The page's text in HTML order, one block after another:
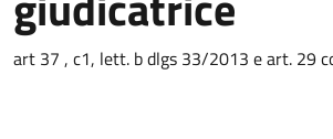
art 37 , c1, lett. b dlgs 33/2013 e art. 29